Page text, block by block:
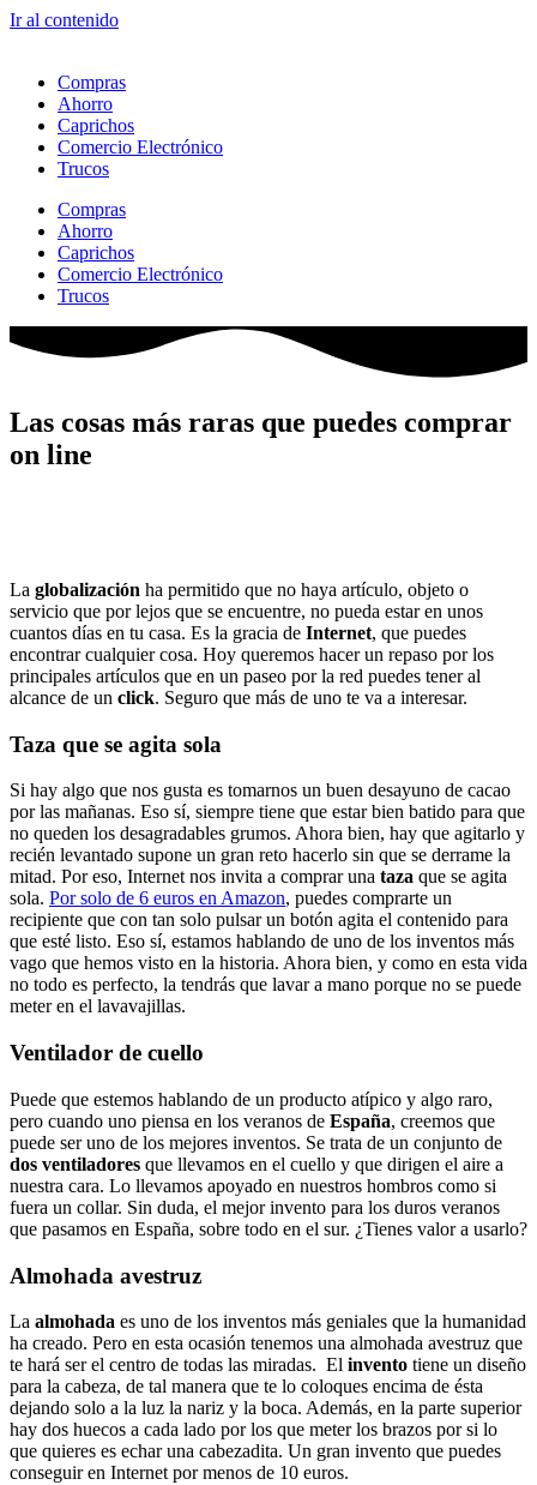
Ir al contenido
Compras
Ahorro
Caprichos
Comercio Electrónico
Trucos
Compras
Ahorro
Caprichos
Comercio Electrónico
Trucos
Las cosas más raras que puedes comprar
on line
La globalización ha permitido que no haya artículo, objeto o
servicio que por lejos que se encuentre, no pueda estar en unos
cuantos días en tu casa. Es la gracia de Internet, que puedes
encontrar cualquier cosa. Hoy queremos hacer un repaso por los
principales artículos que en un paseo por la red puedes tener al
alcance de un click. Seguro que más de uno te va a interesar.
Taza que se agita sola
Si hay algo que nos gusta es tomarnos un buen desayuno de cacao
por las mañanas. Eso sí, siempre tiene que estar bien batido para que
no queden los desagradables grumos. Ahora bien, hay que agitarlo y
recién levantado supone un gran reto hacerlo sin que se derrame la
mitad. Por eso, Internet nos invita a comprar una taza que se agita
sola. Por solo de 6 euros en Amazon, puedes comprarte un
recipiente que con tan solo pulsar un botón agita el contenido para
que esté listo. Eso sí, estamos hablando de uno de los inventos más
vago que hemos visto en la historia. Ahora bien, y como en esta vida
no todo es perfecto, la tendrás que lavar a mano porque no se puede
meter en el lavavajillas.
Ventilador de cuello
Puede que estemos hablando de un producto atípico y algo raro,
pero cuando uno piensa en los veranos de España, creemos que
puede ser uno de los mejores inventos. Se trata de un conjunto de
dos ventiladores que llevamos en el cuello y que dirigen el aire a
nuestra cara. Lo llevamos apoyado en nuestros hombros como si
fuera un collar. Sin duda, el mejor invento para los duros veranos
que pasamos en España, sobre todo en el sur. ¿Tienes valor a usarlo?
Almohada avestruz
La almohada es uno de los inventos más geniales que la humanidad
ha creado. Pero en esta ocasión tenemos una almohada avestruz que
te hará ser el centro de todas las miradas. El invento tiene un diseño
para la cabeza, de tal manera que te lo coloques encima de ésta
dejando solo a la luz la nariz y la boca. Además, en la parte superior
hay dos huecos a cada lado por los que meter los brazos por si lo
que quieres es echar una cabezadita. Un gran invento que puedes
conseguir en Internet por menos de 10 euros.